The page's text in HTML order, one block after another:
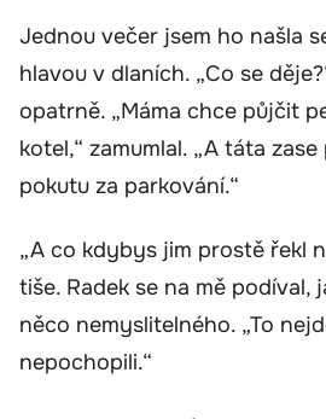
Jednou večer jsem ho našla
hlavou v dlaních. „Co se
opatrně. „Máma chce půjčit
kotel,“ zamumlal. „A táta
pokutu za parkování.“
„A co kdybys jim prostě řekl
tiše. Radek se na mě podíval,
něco nemyslitelného. „To
nepochopili.“